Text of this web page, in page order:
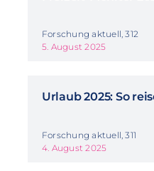
Forschung aktuell, 312
5. August 2025
Urlaub 2025: So
Forschung aktuell, 311
4. August 2025